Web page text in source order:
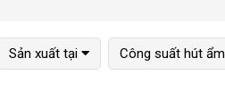
Sản xuất tại Công suất hút ẩm